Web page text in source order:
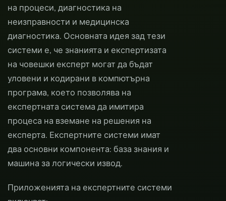
на процеси, диагностика на
неизправности и медицинска
диагностика. Основната идея зад тези
системи е, че знанията и експертизата
на човешки експерт могат да бъдат
уловени и кодирани в компютърна
програма, което позволява на
експертната система да имитира
процеса на вземане на решения на
експерта. Експертните системи имат
два основни компонента: база знания и
машина за логически извод.
Приложенията на експертните системи